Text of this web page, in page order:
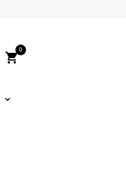
shopping_cart
0